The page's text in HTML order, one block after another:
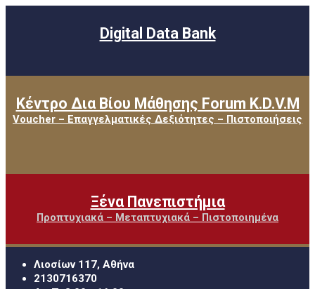
Digital Data Bank
Κέντρο Δια Βίου Μάθησης Forum K.D.V.M
Voucher – Επαγγελματικές Δεξιότητες – Πιστοποιήσεις
Ξένα Πανεπιστήμια
Προπτυχιακά – Μεταπτυχιακά – Πιστοποιημένα
Λιοσίων 117, Αθήνα
2130716370